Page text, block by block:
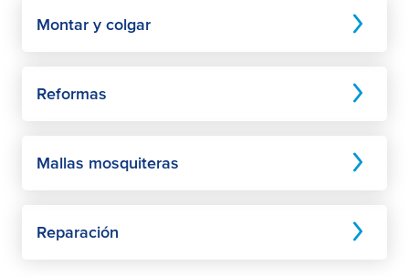
Montar y colgar
Reformas
Mallas mosquiteras
Reparación